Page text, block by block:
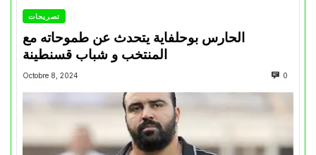
تصريحات
الحارس بوحلفاية يتحدث عن طموحاته مع
المنتخب و شباب قسنطينة
Octobre 8, 2024 0